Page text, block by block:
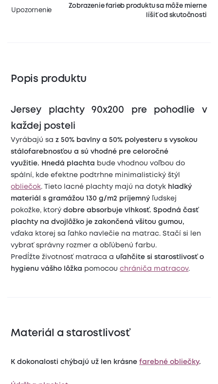
Upozornenie
Zobrazenie farieb produktu sa môže mierne
líšiť od skutočnosti
Popis produktu
Jersey plachty 90x200 pre pohodlie v
každej posteli
Vyrábajú saz 50% bavlny a 50% polyesteru s vysokou
stálofarebnosťou a sú vhodné pre celoročné
využitie.
Hnedá plachta bude vhodnou voľbou do
spální, kde efektne podtrhne minimalistický štýl
obliečok.Tieto lacné plachty majú na dotyk hladký
materiál s gramážou 130 g/m2 príjemný ľudskej
pokožke, ktorýdobre absorbuje vlhkosť.Spodná časť
plachty na dvojlôžko je zakončená všitou gumou,
vďaka ktorej sa ľahko navlečie na matrac.Stačí si len
vybrať správny rozmer a obľúbenú farbu.
Predĺžte životnosť matraca a uľahčite si starostlivosť o
hygienu vášho lôžka pomocouchrániča matracov.
Materiál a starostlivosť
K dokonalosti chýbajú už len krásnefarebné obliečky.